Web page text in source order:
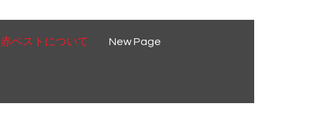
赤ベストについて New Page